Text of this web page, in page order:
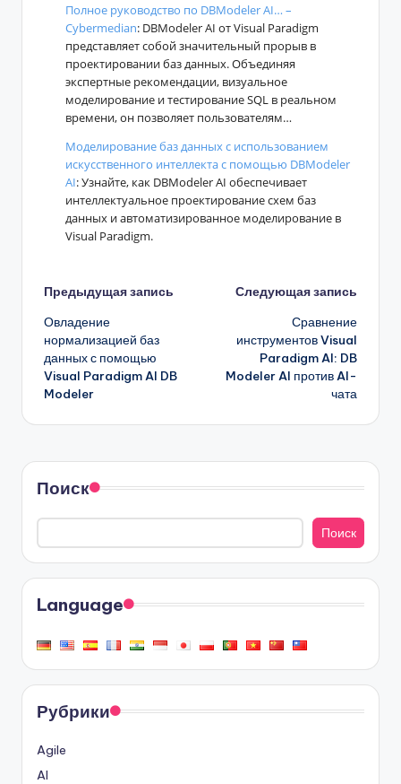
Полное руководство по DBModeler AI… –
Cybermedian: DBModeler AI от Visual Paradigm
представляет собой значительный прорыв в
проектировании баз данных. Объединяя
экспертные рекомендации, визуальное
моделирование и тестирование SQL в реальном
времени, он позволяет пользователям…
Моделирование баз данных с использованием
искусственного интеллекта с помощью DBModeler
AI: Узнайте, как DBModeler AI обеспечивает
интеллектуальное проектирование схем баз
данных и автоматизированное моделирование в
Visual Paradigm.
Навигация
записи
Предыдущая запись
Овладение
нормализацией баз
данных с помощью
Visual Paradigm AI DB
Modeler
Следующая запись
Сравнение
инструментов Visual
Paradigm AI: DB
Modeler AI против AI-
чата
Поиск
Поиск
Language
Рубрики
Agile
AI